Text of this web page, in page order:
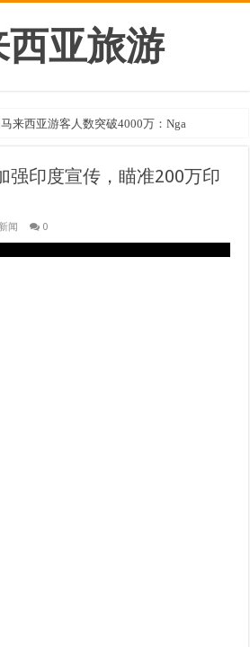
西亚旅游
来西亚游客人数突破4000万：Nga
强印度宣传，瞄准200万印
闻 0